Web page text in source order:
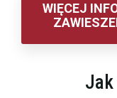
WIĘCEJ
Jak